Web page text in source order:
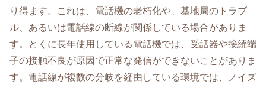
り得ます。これは、電話機の老朽化や、基地局のトラブ
ル、あるいは電話線の断線が関係している場合がありま
す。とくに長年使用している電話機では、受話器や接続端
子の接触不良が原因で正常な発信ができないことがありま
す。電話線が複数の分岐を経由している環境では、ノイズ